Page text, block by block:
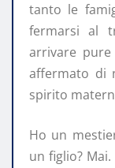
tanto le
fermarsi al
arrivare
affermato di
spirito
Ho un
un figlio?